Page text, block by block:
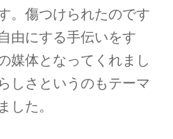
。傷つけられたのです
由にする手伝いをす
媒体となってくれまし
しさというのもテーマ
した。